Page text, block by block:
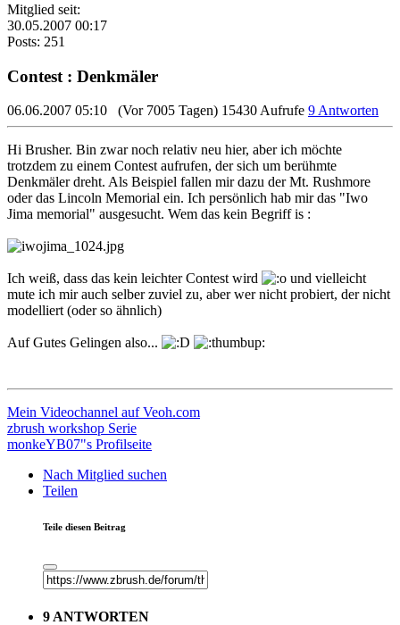
Mitglied seit:
30.05.2007 00:17
Posts: 251
Contest : Denkmäler
06.06.2007 05:10 (Vor 7005 Tagen) 15430 Aufrufe 9 Antworten
Hi Brusher. Bin zwar noch relativ neu hier, aber ich möchte
trotzdem zu einem Contest aufrufen, der sich um berühmte
Denkmäler dreht. Als Beispiel fallen mir dazu der Mt. Rushmore
oder das Lincoln Memorial ein. Ich persönlich hab mir das "Iwo
Jima memorial" ausgesucht. Wem das kein Begriff is :
Ich weiß, dass das kein leichter Contest wird
und vielleicht
mute ich mir auch selber zuviel zu, aber wer nicht probiert, der nicht
modelliert (oder so ähnlich)
Auf Gutes Gelingen also...
Mein Videochannel auf Veoh.com
zbrush workshop Serie
monkeYB07"s Profilseite
Nach Mitglied suchen
Teilen
Teile diesen Beitrag
9 ANTWORTEN